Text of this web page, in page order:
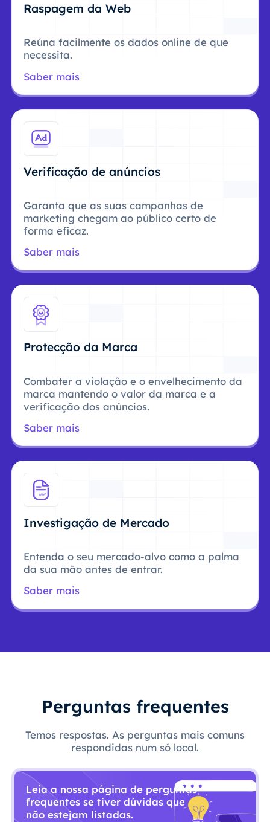
Raspagem da Web
Reúna facilmente os dados online de que
necessita.
Saber mais
Verificação de anúncios
Garanta que as suas campanhas de
marketing chegam ao público certo de
forma eficaz.
Saber mais
Protecção da Marca
Combater a violação e o envelhecimento da
marca mantendo o valor da marca e a
verificação dos anúncios.
Saber mais
Investigação de Mercado
Entenda o seu mercado-alvo como a palma
da sua mão antes de entrar.
Saber mais
Perguntas frequentes
Temos respostas. As perguntas mais comuns
respondidas num só local.
Leia a nossa página de perguntas
frequentes se tiver dúvidas que
não estejam listadas.